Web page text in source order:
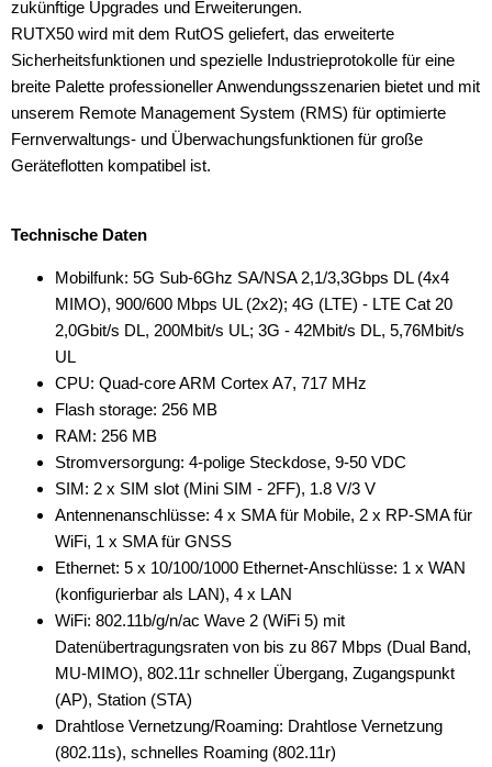
zukünftige Upgrades und Erweiterungen.
RUTX50 wird mit dem RutOS geliefert, das erweiterte
Sicherheitsfunktionen und spezielle Industrieprotokolle für eine
breite Palette professioneller Anwendungsszenarien bietet und mit
unserem Remote Management System (RMS) für optimierte
Fernverwaltungs- und Überwachungsfunktionen für große
Geräteflotten kompatibel ist.
Technische Daten
Mobilfunk: 5G Sub-6Ghz SA/NSA 2,1/3,3Gbps DL (4x4
MIMO), 900/600 Mbps UL (2x2); 4G (LTE) - LTE Cat 20
2,0Gbit/s DL, 200Mbit/s UL; 3G - 42Mbit/s DL, 5,76Mbit/s
UL
CPU: Quad-core ARM Cortex A7, 717 MHz
Flash storage: 256 MB
RAM: 256 MB
Stromversorgung: 4-polige Steckdose, 9-50 VDC
SIM: 2 x SIM slot (Mini SIM - 2FF), 1.8 V/3 V
Antennenanschlüsse: 4 x SMA für Mobile, 2 x RP-SMA für
WiFi, 1 x SMA für GNSS
Ethernet: 5 x 10/100/1000 Ethernet-Anschlüsse: 1 x WAN
(konfigurierbar als LAN), 4 x LAN
WiFi: 802.11b/g/n/ac Wave 2 (WiFi 5) mit
Datenübertragungsraten von bis zu 867 Mbps (Dual Band,
MU-MIMO), 802.11r schneller Übergang, Zugangspunkt
(AP), Station (STA)
Drahtlose Vernetzung/Roaming: Drahtlose Vernetzung
(802.11s), schnelles Roaming (802.11r)